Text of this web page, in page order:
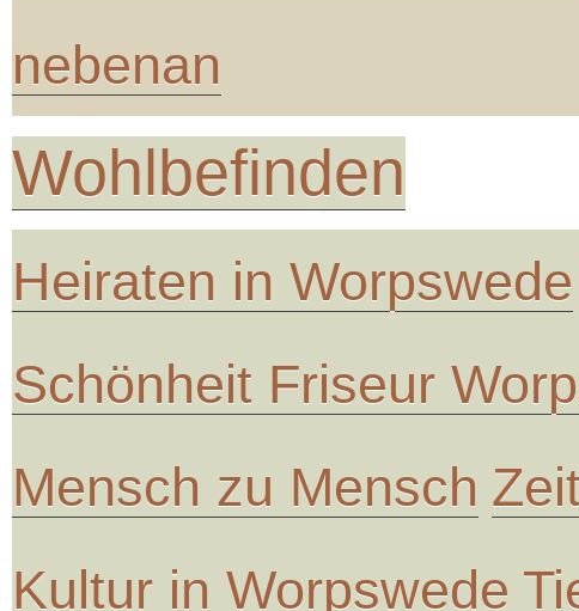
nebenan
Wohlbefinden
Heiraten in Worpswede
Schönheit Friseur
Mensch zu Mensch
Kultur in Worpswede